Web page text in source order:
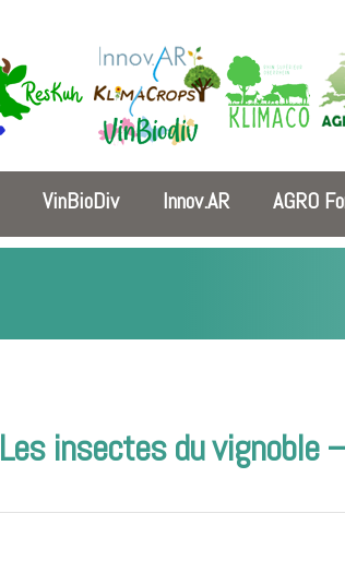
VinBioDiv Innov.AR AGRO
Les insectes du vignoble